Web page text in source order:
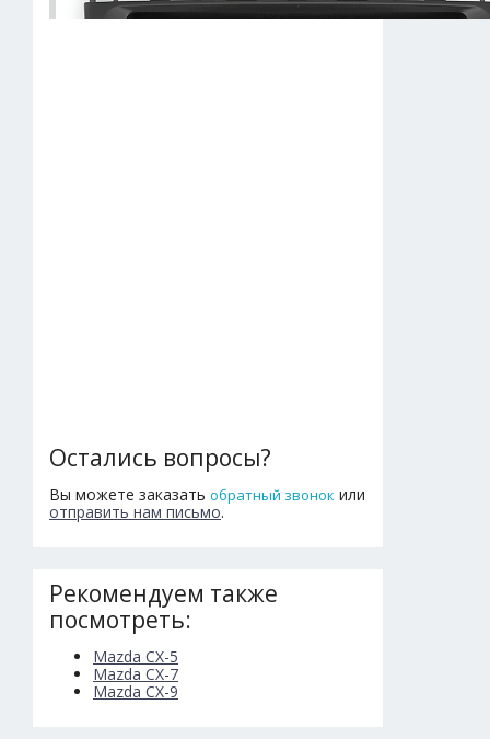
Остались вопросы?
Вы можете заказать обратный звонок или
отправить нам письмо.
Рекомендуем также
посмотреть:
Mazda CX-5
Mazda CX-7
Mazda CX-9